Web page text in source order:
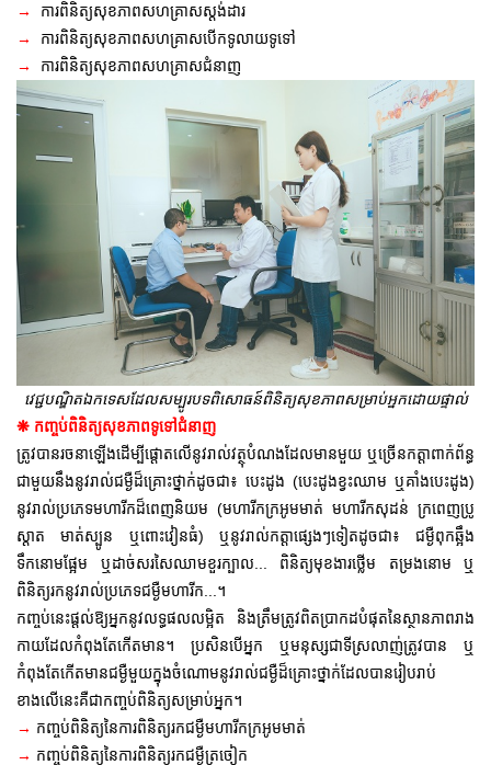
→
ការពិនិត្យសុខភាពសហគ្រាសស្តង់ដារ
→
ការពិនិត្យសុខភាពសហគ្រាសបើកទូលាយទូទៅ
→
ការពិនិត្យសុខភាពសហគ្រាសជំនាញ
វេជ្ជបណ្ឌិតឯកទេសដែលសម្បូរបទពិសោធន៍ពិនិត្យសុខភាពសម្រាប់អ្នកដោយផ្ទាល់
❋ កញ្ចប់ពិនិត្យសុខភាពទូទៅជំនាញ
ត្រូវបានរចនាឡើងដើម្បីផ្តោតលើនូវរាល់វត្ថុបំណងដែលមានមួយ ឬច្រើនកត្តាពាក់ព័ន្ធ
ជាមួយនឹងនូវរាល់ជម្ងឺដ៏គ្រោះថ្នាក់ដូចជា៖ បេះដូង (បេះដូងខ្វះឈាម ឬគាំងបេះដូង)
នូវរាល់ប្រភេទមហារីកដ៏ពេញនិយម (មហារីកក្រអូមមាត់ មហារីកសុដន់ ក្រពេញប្រូ
ស្តាត មាត់ស្បូន ឬពោះវៀនធំ) ឬនូវរាល់កត្តាផ្សេងៗទៀតដូចជា៖ ជម្ងឺពុកឆ្អឹង
ទឹកនោមផ្អែម ឬដាច់សរសៃឈាមខួរក្បាល... ពិនិត្យមុខងារថ្លើម តម្រងនោម ឬ
ពិនិត្យរកនូវរាល់ប្រភេទជម្ងឺមហារីក...។
កញ្ចប់នេះផ្តល់ឱ្យអ្នកនូវលទ្ធផលលម្អិត និងត្រឹមត្រូវពិតប្រាកដបំផុតនៃស្ថានភាពរាង
កាយដែលកំពុងតែកើតមាន។ ប្រសិនបើអ្នក ឬមនុស្សជាទីស្រលាញ់ត្រូវបាន ឬ
កំពុងតែកើតមានជម្ងឺមួយក្នុងចំណោមនូវរាល់ជម្ងឺដ៏គ្រោះថ្នាក់ដែលបានរៀបរាប់
ខាងលើនេះគឺជាកញ្ចប់ពិនិត្យសម្រាប់អ្នក។
→ កញ្ចប់ពិនិត្យនៃការពិនិត្យរកជម្ងឺមហារីកក្រអូមមាត់
→ កញ្ចប់ពិនិត្យនៃការពិនិត្យរកជម្ងឺត្រចៀក